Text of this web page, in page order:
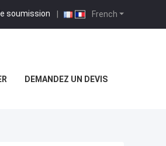
French
soumission |
DEMANDEZ UN DEVIS